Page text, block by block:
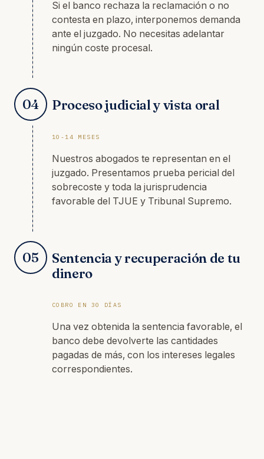
Si el banco rechaza la reclamación o no
contesta en plazo, interponemos demanda
ante el juzgado. No necesitas adelantar
ningún coste procesal.
04 Proceso judicial y vista oral
10-14 MESES
Nuestros abogados te representan en el
juzgado. Presentamos prueba pericial del
sobrecoste y toda la jurisprudencia
favorable del TJUE y Tribunal Supremo.
05
Sentencia y recuperación de tu
dinero
COBRO EN 30 DÍAS
Una vez obtenida la sentencia favorable, el
banco debe devolverte las cantidades
pagadas de más, con los intereses legales
correspondientes.